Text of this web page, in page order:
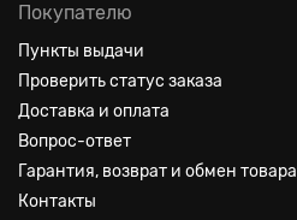
Покупателю
Пункты выдачи
Проверить статус заказа
Доставка и оплата
Вопрос-ответ
Гарантия, возврат и обмен товара
Контакты